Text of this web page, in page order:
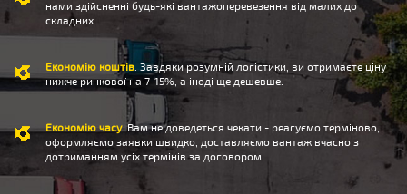
нами здійсненні будь-які вантажоперевезення від малих до
складних.
Економію коштів . Завдяки розумній логістики, ви отримаєте ціну
нижче ринкової на 7-15%, а іноді ще дешевше.
Економію часу. Вам не доведеться чекати - реагуємо терміново,
оформляємо заявки швидко, доставляємо вантаж вчасно з
дотриманням усіх термінів за договором.